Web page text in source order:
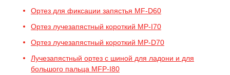
Ортез для фиксации запястья MF-D60
Ортез лучезапястный короткий MP-I70
Ортез лучезапястный короткий MP-D70
Лучезапястный ортез с шиной для ладони и для
большого пальца MFP-I80